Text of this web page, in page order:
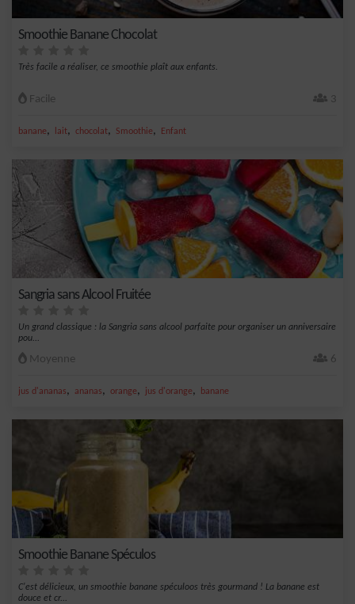
Smoothie Banane Chocolat
Très facile a réaliser, ce smoothie plaît aux enfants.
Facile 3
banane, lait, chocolat, Smoothie, Enfant
Sangria sans Alcool Fruitée
Un grand classique : la Sangria sans alcool parfaite pour organiser un anniversaire
pou...
Moyenne 6
jus d'ananas, ananas, orange, jus d'orange, banane
Smoothie Banane Spéculos
C'est délicieux, un smoothie banane spéculoos très gourmand ! La banane est
douce et cr...